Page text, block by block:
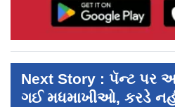
Next Story : પૅન્ટ પર
ગઈ મધમાખીઓ, કરડે